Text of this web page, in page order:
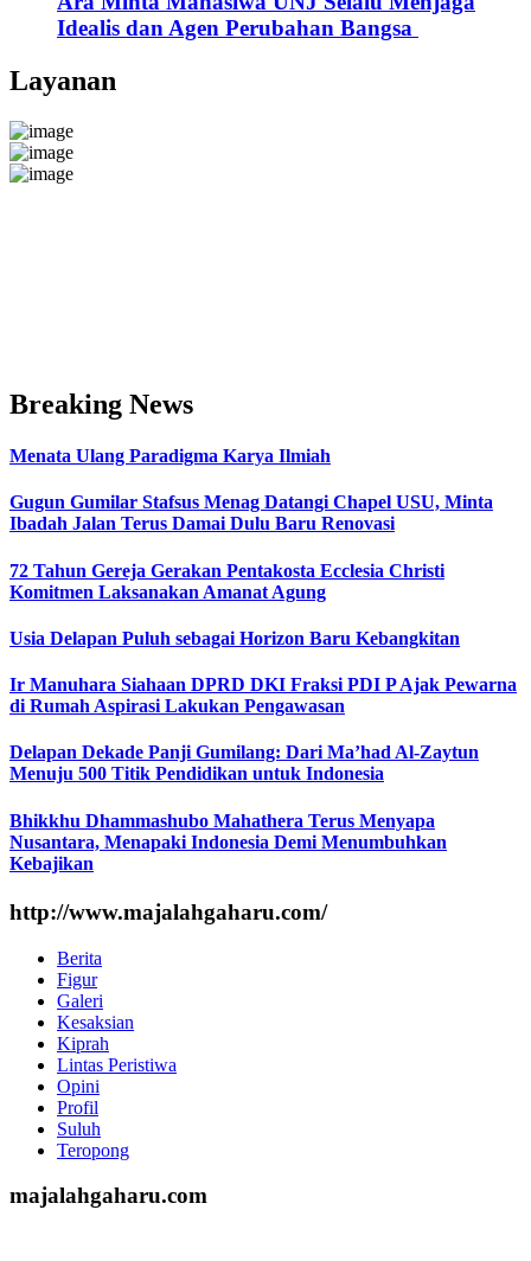
Idealis dan Agen Perubahan Bangsa
Layanan
Breaking News
Menata Ulang Paradigma Karya Ilmiah
Gugun Gumilar Stafsus Menag Datangi Chapel USU, Minta
Ibadah Jalan Terus Damai Dulu Baru Renovasi
72 Tahun Gereja Gerakan Pentakosta Ecclesia Christi
Komitmen Laksanakan Amanat Agung
Usia Delapan Puluh sebagai Horizon Baru Kebangkitan
Ir Manuhara Siahaan DPRD DKI Fraksi PDI P Ajak Pewarna
di Rumah Aspirasi Lakukan Pengawasan
Delapan Dekade Panji Gumilang: Dari Ma’had Al-Zaytun
Menuju 500 Titik Pendidikan untuk Indonesia
Bhikkhu Dhammashubo Mahathera Terus Menyapa
Nusantara, Menapaki Indonesia Demi Menumbuhkan
Kebajikan
http://www.majalahgaharu.com/
Berita
Figur
Galeri
Kesaksian
Kiprah
Lintas Peristiwa
Opini
Profil
Suluh
Teropong
majalahgaharu.com